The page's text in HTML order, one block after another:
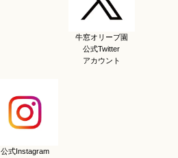
牛窓オリーブ園
公式Twitter
アカウント
公式Instagram